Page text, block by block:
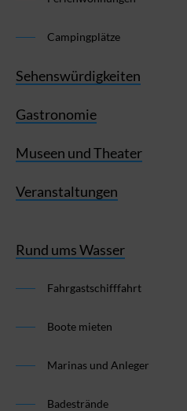
Campingplätze
Sehenswürdigkeiten
Gastronomie
Museen und Theater
Veranstaltungen
Rund ums Wasser
Fahrgastschifffahrt
Boote mieten
Marinas und Anleger
Badestrände